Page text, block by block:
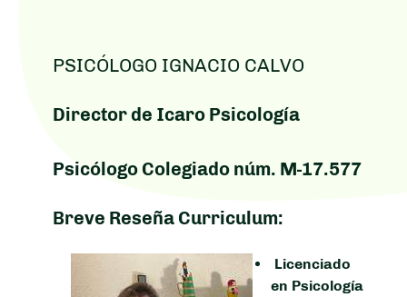
PSICÓLOGO IGNACIO CALVO
Director de Icaro Psicología
Psicólogo Colegiado núm. M-17.577
Breve Reseña Curriculum:
Licenciado
en Psicología